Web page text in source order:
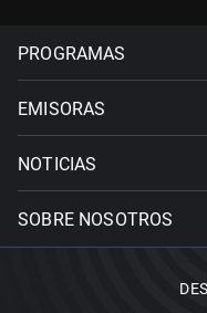
PROGRAMAS
EMISORAS
NOTICIAS
SOBRE NOSOTROS